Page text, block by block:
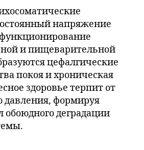
напряжение
и пищеварительной
цефалгические
покоя и хроническая
здоровье терпит от
давления, формируя
деградации